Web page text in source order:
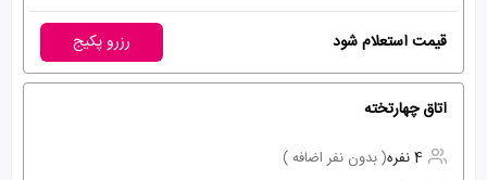
قیمت استعلام شود رزرو پکیج
اتاق چهارتخته
4 نفره
( بدون نفر اضافه )